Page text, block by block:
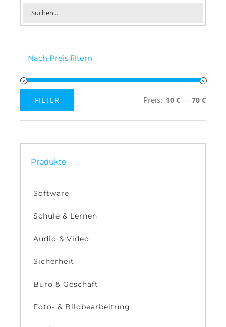
Nach Preis filtern
Preis
Preis
FILTER Preis: 10 € — 70 €
Produkte
Software
Schule & Lernen
Audio & Video
Sicherheit
Büro & Geschäft
Foto- & Bildbearbeitung